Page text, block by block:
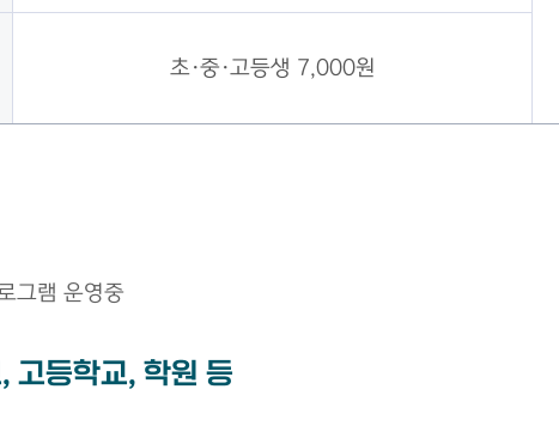
초·중·고등생 7,000원
그램 운영중
고등학교, 학원 등